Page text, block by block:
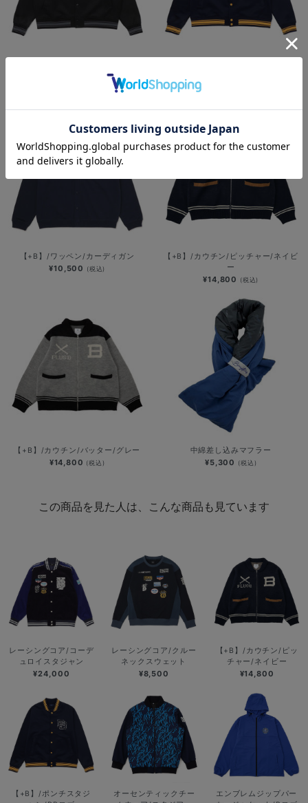
【+B】/ワッペン/カーディガン
¥10,500 (税込)
【+B】/カウチン/ピッチャー/ネイビ
ー
¥14,800 (税込)
【+B】/カウチン/バッター/グレー
¥14,800 (税込)
中綿差し込みマフラー
¥5,300 (税込)
この商品を見た人は、こんな商品も見ています
レーシングコア/コーデ
ュロイスタジャン
¥24,000
レーシングコア/クルー
ネックスウェット
¥8,500
【+B】/カウチン/ピッ
チャー/ネイビー
¥14,800
【+B】/ポンチスタジ
オーセンティックチー
エンブレムジップパー